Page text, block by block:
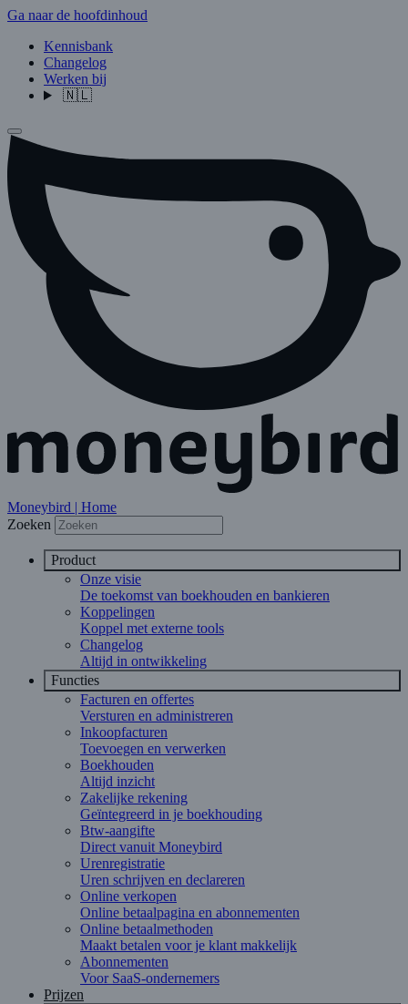
Ga naar de hoofdinhoud
Kennisbank
Changelog
Werken bij
🇳🇱
Moneybird | Home
Zoeken
Product
Onze visie
De toekomst van boekhouden en bankieren
Koppelingen
Koppel met externe tools
Changelog
Altijd in ontwikkeling
Functies
Facturen en offertes
Versturen en administreren
Inkoopfacturen
Toevoegen en verwerken
Boekhouden
Altijd inzicht
Zakelijke rekening
Geïntegreerd in je boekhouding
Btw-aangifte
Direct vanuit Moneybird
Urenregistratie
Uren schrijven en declareren
Online verkopen
Online betaalpagina en abonnementen
Online betaalmethoden
Maakt betalen voor je klant makkelijk
Abonnementen
Voor SaaS-ondernemers
Prijzen